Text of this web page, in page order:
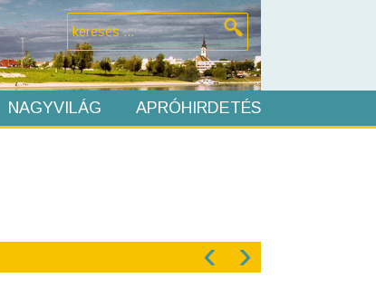
NAGYVILÁG APRÓHIRDETÉS
‹ ›